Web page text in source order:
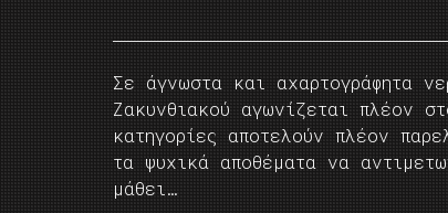
Σε άγνωστα και αχαρτογράφητα
Ζακυνθιακού αγωνίζεται πλέον
κατηγορίες αποτελούν πλέον
τα ψυχικά αποθέματα να
μάθει…